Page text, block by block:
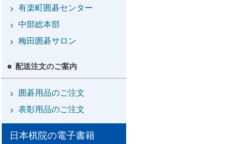
有楽町囲碁センター
中部総本部
梅田囲碁サロン
配送注文のご案内
囲碁用品のご注文
表彰用品のご注文
日本棋院の電子書籍